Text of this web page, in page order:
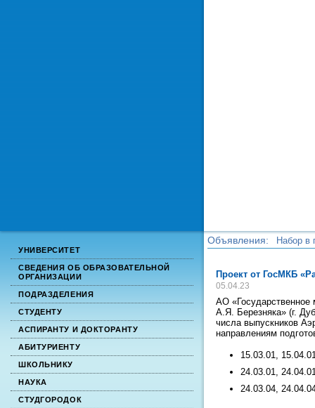
УНИВЕРСИТЕТ
СВЕДЕНИЯ ОБ ОБРАЗОВАТЕЛЬНОЙ
ОРГАНИЗАЦИИ
ПОДРАЗДЕЛЕНИЯ
СТУДЕНТУ
АСПИРАНТУ И ДОКТОРАНТУ
АБИТУРИЕНТУ
ШКОЛЬНИКУ
НАУКА
СТУДГОРОДОК
Объявления:
Набор в
Проект от ГосМКБ
05.04.23
АО «Государственное
А.Я. Березняка» (г.
числа выпускников
направлениям
15.03.01,
24.03.01,
24.03.04,